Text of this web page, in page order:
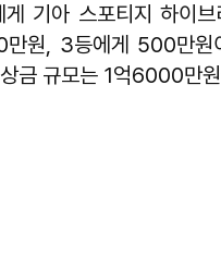
게 기아 스포티지 하이
원, 3등에게 500만원
금 규모는 1억6000만